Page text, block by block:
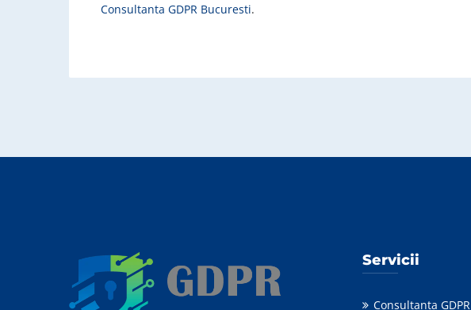
Consultanta GDPR Bucuresti.
Servicii
Consultanta GDPR